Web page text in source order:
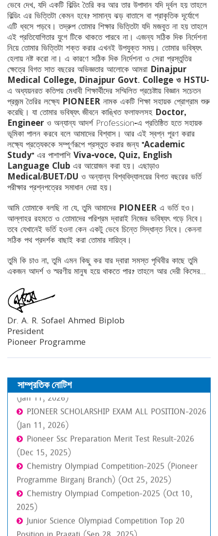
ভেবে দেখ, যদি একটি বিল্ডিং তৈরি কর আর তার উপাদান যদি দূর্বল হয় তাহলে
বিল্ডিং এর ভিত্তিটা কেমন হবে? সামান্য ঝড় বাতাসে বা প্রাকৃতিক দূর্যোগে
এটি ধ্বসে পড়বে। তদ্রুপ তোমার শিক্ষার ভিত্তিটা যদি মজবুত না হয় তাহলে
এই প্রতিযোগিতার যুগে টিকে থাকতে পারবে না। এজন্য সঠিক দিক নির্দেশনা
নিয়ে তোমার ভিত্তিটা শক্ত করার এখনই উপযুক্ত সময়। তোমার ভবিষ্যৎ
হেলায় নষ্ট করো না। এ কারণে সঠিক দিক নির্দেশনা ও সেরা প্রস্তুতির
ক্ষেত্রে বিগত সাত বছরের অভিজ্ঞতার আলোকে আমরা Dinajpur
Medical College, Dinajpur Govt. College ও HSTU-
এ অধ্যয়নরত কতিপয় মেধাবী শিক্ষার্থীদের সম্মিলিত প্রচেষ্টায় বিজ্ঞান সচেতন
প্রজন্ম তৈরির লক্ষ্যে PIONEER নামক একটি শিক্ষা সহায়ক প্রোগ্রাম শুরু
করেছি। যা তোমার ভবিষ্যৎ জীবনে কাঙ্খিত ফলাফলসহ Doctor,
Engineer ও অন্যান্য আদর্শ Profession-এ প্রতিষ্ঠিত হতে সহায়ক
ভূমিকা পালন করবে বলে আমাদের বিশ্বাস। আর এই স্বপ্ন পূরণ করার
লক্ষ্যে প্রত্যেককে সম্পূর্ণরূপে প্রস্তুত করার জন্য "Academic
Study" এর পাশাপাশি Viva-voce, Quiz, English
Language Club এর আয়োজন করা হয়। এছাড়াও
Medical/BUET/DU ও অন্যান্য বিশ্ববিদ্যালয়ের বিগত বছরের ভর্তি
পরীক্ষার প্রশ্নপত্রের সমাধান দেয়া হয়।
আমি তোমাকে বলছি না যে, তুমি আমাদের PIONEER এ ভর্তি হও।
আল্লাহর রহমতে ও তোমাদের পরিশ্রম দ্বারাই নিজের ভবিষ্যৎ গড়ে নিবে।
তবে যেখানেই ভর্তি হওনা কেন একটু ভেবে চিন্তে সিদ্ধান্ত নিবে। কেননা
সঠিক পথ প্রদর্শক বাছাই করা তোমার দায়িত্ব।
তুমি কি চাও না, তুমি এমন কিছু কর যার দ্বারা সমস্ত পৃথিবীর কাছে তুমি
একজন আদর্শ ও স্মরণীয় মানুষ হয়ে থাকতে পার? তাহলে আর দেরী কিসের...
Dr. A. R. Sofael Ahmed Biplob
President
Pioneer Programme
সাম্প্রতিক নোটিশ
PRAGATI GENIUS HUNT EXAM-2026 CLASS FIVE
(Jan 12, 2026)
PRAGATI GENIUS HUNT EXAM-2026 CLASS SIX Top
POSITION (Jan 12, 2026)
PRAGATI GENIUS HUNT EXAM-2026 CLASS EIGHT
TOP POSITION (Jan 12, 2026)
PRAGATI GENIUS HUNT EXAM-2026 CLASS SEVEN
TOP POSITION (Jan 12, 2026)
GENIUS HUNT EXAM CLASS EIGHT TOTAL
POSITION-2026 (Jan 11, 2026)
GENIUS HUNT EXAM CLASS SEVEN TOTAL
GENIUS HUNT EXAM CLASS SIX TOTAL POSITION-
2026 (Jan 11, 2026)
PIONEER SCHOLARSHIP EXAM TOP TEN POSITION-
2026 (Jan 11, 2026)
PIONEER SCHOLARSHIP EXAM ALL POSITION-2026
(Jan 11, 2026)
PIONEER SCHOLARSHIP EXAM ALL POSITION-2026
(Jan 11, 2026)
Pioneer Ssc Preparation Merit Test Result-2026
(Dec 15, 2025)
Chemistry Olympiad Competition-2025 (Pioneer
Programme Birganj Branch) (Oct 25, 2025)
Chemistry Olympiad Competion-2025 (Oct 10,
2025)
Junior Science Olympiad Competition Top 20
Position in Pragati (Sep 28, 2025)